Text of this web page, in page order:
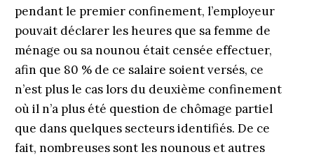
pendant le premier confinement, l’employeur
pouvait déclarer les heures que sa femme de
ménage ou sa nounou était censée effectuer,
afin que 80 % de ce salaire soient versés, ce
n’est plus le cas lors du deuxième confinement
où il n’a plus été question de chômage partiel
que dans quelques secteurs identifiés. De ce
fait, nombreuses sont les nounous et autres